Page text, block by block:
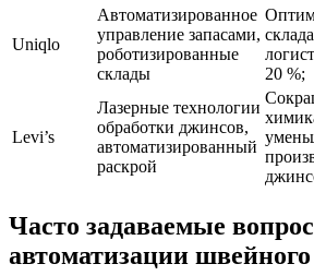
Uniqlo
Автоматизированное
управление запасами,
роботизированные
склады
20 %;
Levi’s
Лазерные технологии
обработки джинсов,
автоматизированный
раскрой
Часто задаваемые
автоматизации